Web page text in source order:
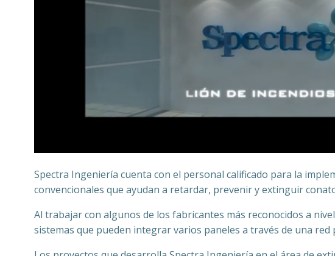
Spectra Ingeniería cuenta con el personal calificado para la
convencionales que ayudan a retardar, prevenir y extinguir
Al trabajar con algunos de los fabricantes más reconocidos a
sistemas que pueden integrar varios paneles a través de una red